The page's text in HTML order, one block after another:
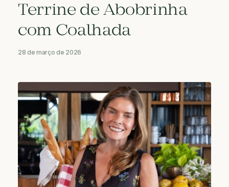
Terrine de Abobrinha
com Coalhada
28 de março de 2026